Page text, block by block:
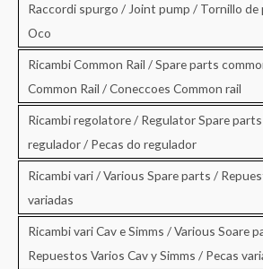
Raccordi spurgo / Joint pump / Tornillo de
Oco
Ricambi Common Rail / Spare parts
Common Rail / Coneccoes Common rail
Ricambi regolatore / Regulator Spare
regulador / Pecas do regulador
Ricambi vari / Various Spare parts /
variadas
Ricambi vari Cav e Simms / Various Soare
Repuestos Varios Cav y Simms / Pecas